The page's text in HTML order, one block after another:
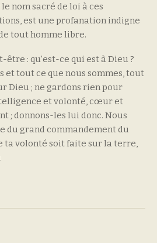
nom sacré de loi à ces
est une profanation indigne
tout homme libre.
: qu’est-ce qui est à Dieu ?
et tout ce que nous sommes, tout
Dieu ; ne gardons rien pour
et volonté, cœur et
; donnons-les lui donc. Nous
du grand commandement du
ta volonté soit faite sur la terre,